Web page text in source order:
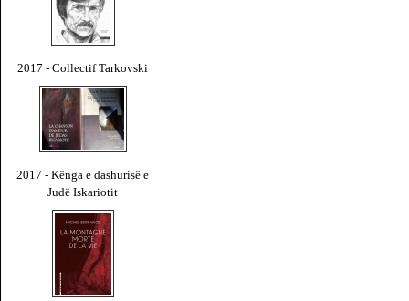
2017 - Collectif Tarkovski
2017 - Kënga e dashurisë e
Judë Iskariotit